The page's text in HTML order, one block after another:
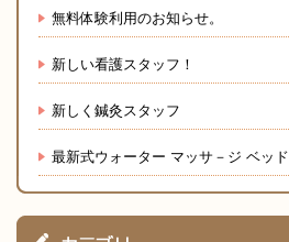
無料体験利用のお知らせ。
新しい看護スタッフ！
新しく鍼灸スタッフ
最新式ウォーター マッサ－ジ ベッド